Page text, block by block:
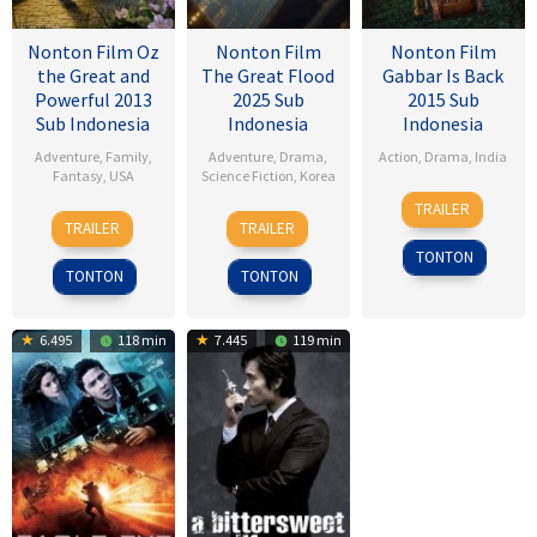
Nonton Film Oz
the Great and
Powerful 2013
Sub Indonesia
Adventure, Family,
Fantasy, USA
7
Mar
2013
Sam
Raimi
TRAILER
TONTON
Nonton Film
The Great Flood
2025 Sub
Indonesia
Adventure, Drama,
Science Fiction, Korea
18
Sep
2025
Kim
Byung-
woo
TRAILER
TONTON
Nonton Film
Gabbar Is Back
2015 Sub
Indonesia
Action, Drama, India
1
May
2015
Radha
Krishna
Jagarlamudi
TRAILER
TONTON
6.495 118 min 7.445 119 min